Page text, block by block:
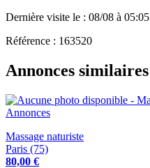
Dernière visite le : 08/08 à 05:05
Référence : 163520
Annonces similaires
Massage naturiste
Paris (75)
80,00 €